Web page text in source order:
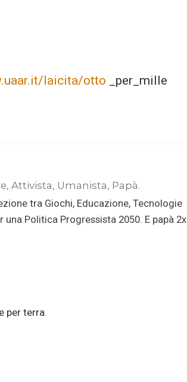
laicita/otto _per_mille
Attivista, Umanista, Papà.
tra Giochi, Educazione, Tecnologie
Politica Progressista 2050. E papà 2x
per terra.